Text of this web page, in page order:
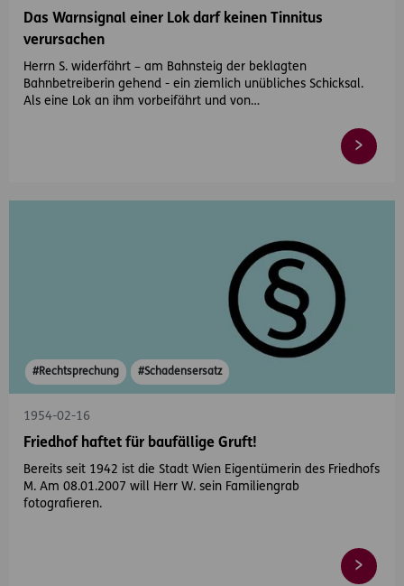
Das Warnsignal einer Lok darf keinen Tinnitus
verursachen
Herrn S. widerfährt – am Bahnsteig der beklagten
Bahnbetreiberin gehend - ein ziemlich unübliches Schicksal.
Als eine Lok an ihm vorbeifährt und von…
#Rechtsprechung #Schadensersatz
1954-02-16
Friedhof haftet für baufällige Gruft!
Bereits seit 1942 ist die Stadt Wien Eigentümerin des Friedhofs
M. Am 08.01.2007 will Herr W. sein Familiengrab
fotografieren.